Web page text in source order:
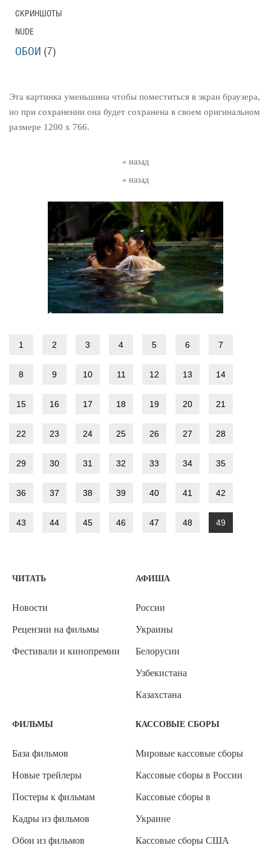
« назад
« назад
Эта картинка уменьшина чтобы поместиться в экран браузера,
но при сохранении она будет сохранена в своем оригинальном
размере 1200 x 766.
1 2 3 4 5 6 7
8 9 10 11 12 13 14
15 16 17 18 19 20 21
22 23 24 25 26 27 28
29 30 31 32 33 34 35
36 37 38 39 40 41 42
43 44 45 46 47 48 49
СКРИНШОТЫ
NUDE
ОБОИ (7)
ЧИТАТЬ
Новости
Рецензии на фильмы
Фестивали и кинопремии
АФИША
России
Украины
Белорусии
Узбекистана
Казахстана
ФИЛЬМЫ
База фильмов
Новые трейлеры
Постеры к фильмам
Кадры из фильмов
Обои из фильмов
КАССОВЫЕ СБОРЫ
Мировые кассовые сборы
Кассовые сборы в России
Кассовые сборы в
Украине
Кассовые сборы США